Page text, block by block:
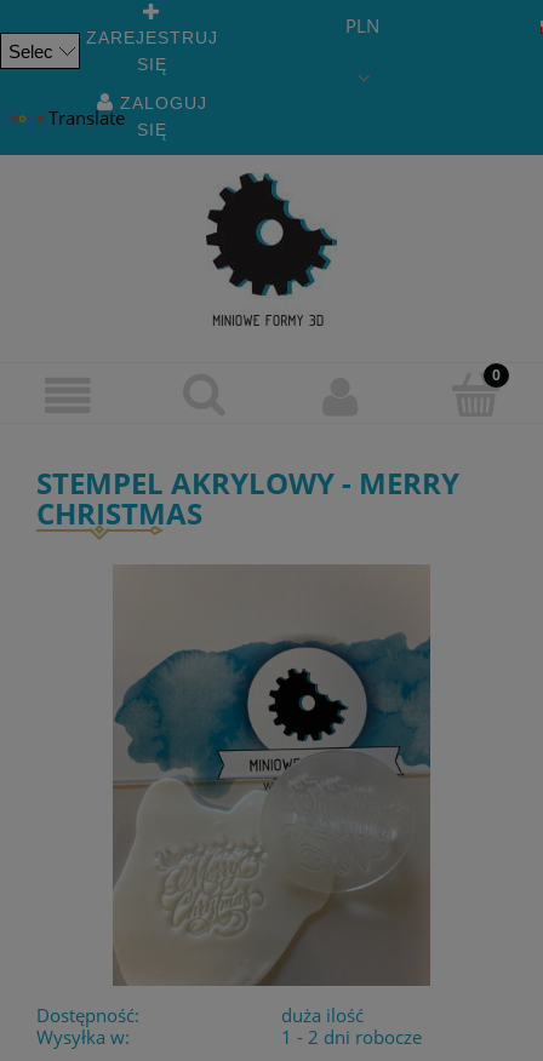
Translate
ZAREJESTRUJ
SIĘ
ZALOGUJ
SIĘ
PLN
STEMPEL AKRYLOWY - MERRY
CHRISTMAS
Dostępność:
duża ilość
Wysyłka w:
1 - 2 dni robocze